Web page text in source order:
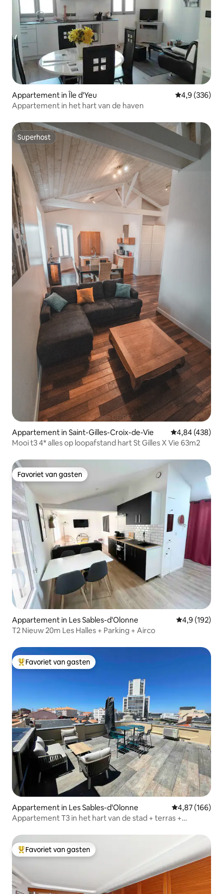
Appartement in Île d'Yeu Gemiddelde
4,9 (336)
Appartement in het hart van de haven
Superhost
Superhost
Appartement in Saint-Gilles-Croix-de-Vie Gemiddelde
4,84 (438)
Mooi t3 4* alles op loopafstand hart St Gilles X Vie 63m2
Favoriet van gasten
Favoriet van gasten
Appartement in Les Sables-d'Olonne Gemiddelde
4,9 (192)
T2 Nieuw 20m Les Halles + Parking + Airco
Topfavoriet van gasten
Favoriet van gasten
Appartement in Les Sables-d'Olonne Gemiddelde
4,87 (166)
Appartement T3 in het hart van de stad + terras +
Topfavoriet van gasten
Favoriet van gasten